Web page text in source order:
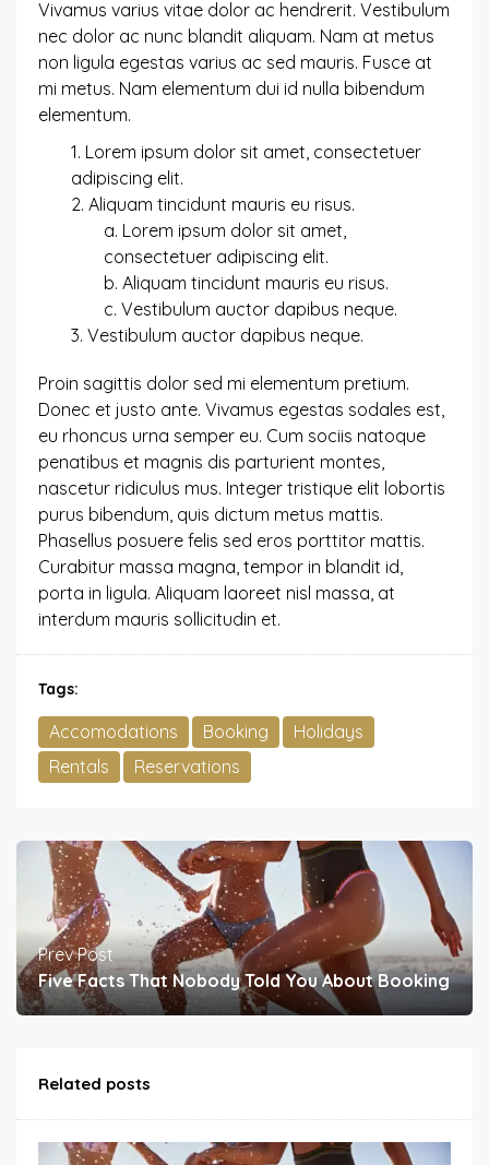
Vivamus varius vitae dolor ac hendrerit. Vestibulum
nec dolor ac nunc blandit aliquam. Nam at metus
non ligula egestas varius ac sed mauris. Fusce at
mi metus. Nam elementum dui id nulla bibendum
elementum.
Lorem ipsum dolor sit amet, consectetuer
adipiscing elit.
Aliquam tincidunt mauris eu risus.
Lorem ipsum dolor sit amet,
consectetuer adipiscing elit.
Aliquam tincidunt mauris eu risus.
Vestibulum auctor dapibus neque.
Vestibulum auctor dapibus neque.
Proin sagittis dolor sed mi elementum pretium.
Donec et justo ante. Vivamus egestas sodales est,
eu rhoncus urna semper eu. Cum sociis natoque
penatibus et magnis dis parturient montes,
nascetur ridiculus mus. Integer tristique elit lobortis
purus bibendum, quis dictum metus mattis.
Phasellus posuere felis sed eros porttitor mattis.
Curabitur massa magna, tempor in blandit id,
porta in ligula. Aliquam laoreet nisl massa, at
interdum mauris sollicitudin et.
Tags:
Accomodations Booking
Holidays
Rentals
Reservations
Prev Post
Five Facts That Nobody Told You About Booking
Related posts